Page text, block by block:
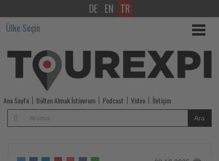
‘En
İyi
Turizm
Köyleri
2025’
listesine
giren
Anıtlı,
DE EN TR
Ülke Seçin
Ana Sayfa Bülten Almak İstiyorum Podcast Video İletişim
Ara